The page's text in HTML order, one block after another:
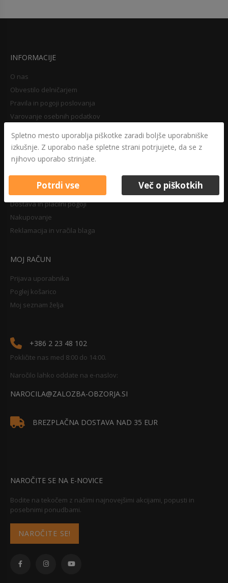
INFORMACIJE
O nas
Obvestilo delničarjem
Pravila in pogoji poslovanja
Varovanje osebnih podatkov
Pravilnik o zasebnosti
Pravno obvestilo
NAKUPOVANJE
Dostava in plačilni pogoji
Nakupovanje
Reklamacija in vračila blaga
MOJ RAČUN
Prijava uporabnika
Poglej košarico
Moj seznam želja
+386 2 23 48 102
Pokličite nas med 8:00 do 14:00.
Naročilo lahko oddate na e-naslov:
NAROCILA@ZALOZBA-OBZORJA.SI
BREZPLAČNA DOSTAVA NAD 35 EUR
NAROČITE SE NA E-NOVICE
Bodite na tekočem z našimi najnovejšimi akcijami, popusti in
posebnimi ponudbami.
NAROČITE SE!
Spletno mesto uporablja piškotke zaradi boljše uporabniške
izkušnje. Z uporabo naše spletne strani potrjujete, da se z
njihovo uporabo strinjate.
Potrdi vse Več o piškotkih